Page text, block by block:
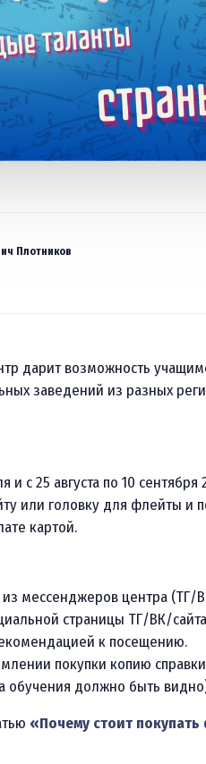
Плотников
дарит возможность
заведений из разных
и с 25 августа по 10
или головку для флейты и
картой.
мессенджеров центра (ТГ/
страницы ТГ/ВК/
к посещению.
покупки копию
обучения должно быть
«Почему стоит